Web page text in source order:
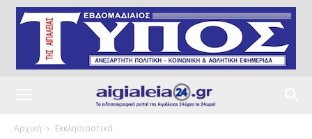
Αρχική Εκκλησιαστικά